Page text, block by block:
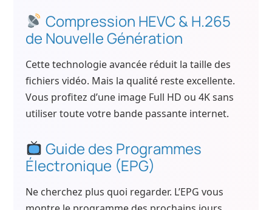
Compression HEVC & H.265
de Nouvelle Génération
Cette technologie avancée réduit la taille des
fichiers vidéo. Mais la qualité reste excellente.
Vous profitez d’une image Full HD ou 4K sans
utiliser toute votre bande passante internet.
Guide des Programmes
Électronique (EPG)
Ne cherchez plus quoi regarder. L’EPG vous